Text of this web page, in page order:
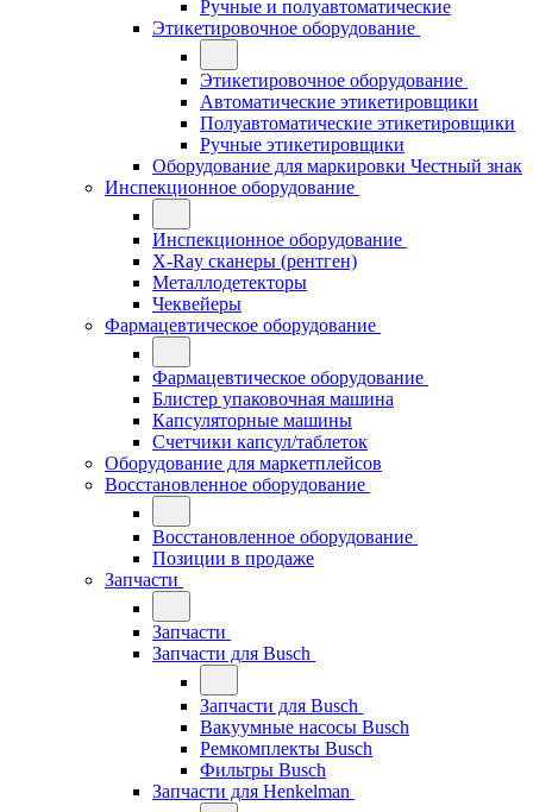
Ручные и полуавтоматические
Этикетировочное оборудование
Этикетировочное оборудование
Автоматические этикетировщики
Полуавтоматические этикетировщики
Ручные этикетировщики
Оборудование для маркировки Честный знак
Инспекционное оборудование
Инспекционное оборудование
X-Ray сканеры (рентген)
Металлодетекторы
Чеквейеры
Фармацевтическое оборудование
Фармацевтическое оборудование
Блистер упаковочная машина
Капсуляторные машины
Счетчики капсул/таблеток
Оборудование для маркетплейсов
Восстановленное оборудование
Восстановленное оборудование
Позиции в продаже
Запчасти
Запчасти
Запчасти для Busch
Запчасти для Busch
Вакуумные насосы Busch
Ремкомплекты Busch
Фильтры Busch
Запчасти для Henkelman